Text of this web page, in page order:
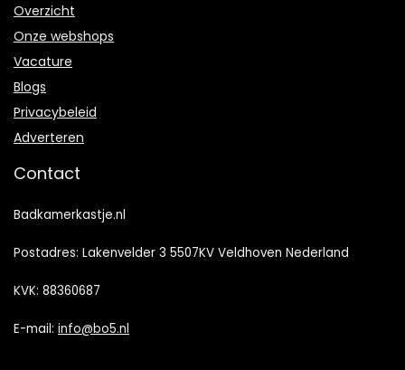
Overzicht
Onze webshops
Vacature
Blogs
Privacybeleid
Adverteren
Contact
Badkamerkastje.nl
Postadres: Lakenvelder 3 5507KV Veldhoven Nederland
KVK: 88360687
E-mail: info@bo5.nl